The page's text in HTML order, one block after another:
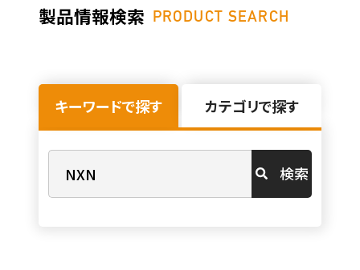
製品情報検索 PRODUCT SEARCH
キーワードで探す カテゴリで探す
検索